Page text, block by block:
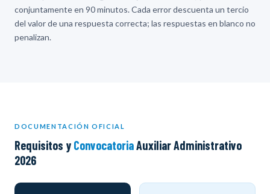
conjuntamente en 90 minutos. Cada error descuenta un tercio
del valor de una respuesta correcta; las respuestas en blanco no
penalizan.
DOCUMENTACIÓN OFICIAL
Requisitos y ConvocatoriaAuxiliar Administrativo
2026